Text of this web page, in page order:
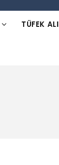
TÜFEK